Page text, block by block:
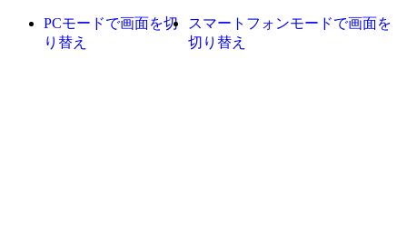
PCモードで画面を切
り替え
スマートフォンモードで画面を
切り替え